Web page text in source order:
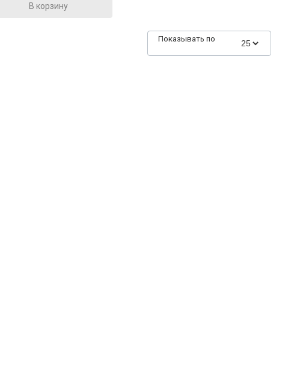
В корзину
Показывать по